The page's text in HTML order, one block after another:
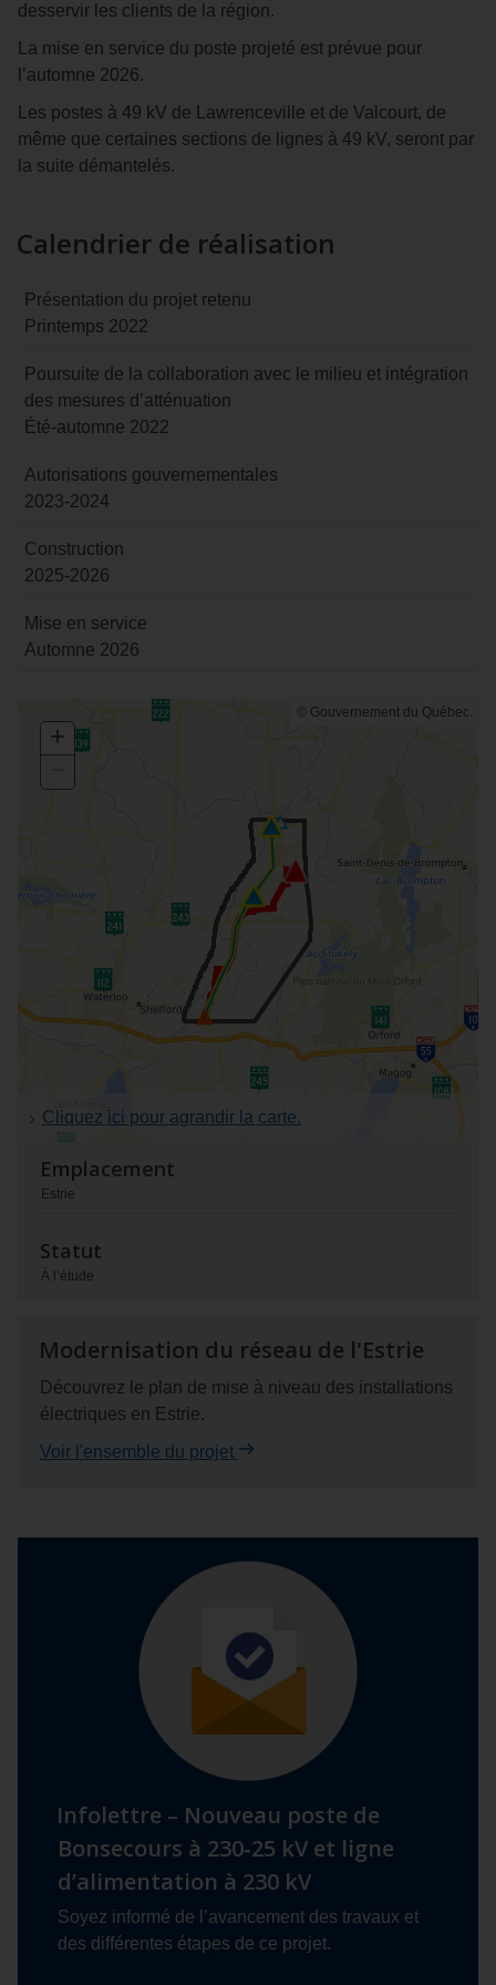
desservir les clients de la région.
La mise en service du poste projeté est prévue pour
l’automne 2026.
Les postes à 49 kV de Lawrenceville et de Valcourt, de
même que certaines sections de lignes à 49 kV, seront par
la suite démantelés.
Calendrier de réalisation
Présentation du projet retenu
Printemps 2022
Poursuite de la collaboration avec le milieu et intégration
des mesures d’atténuation
Été-automne 2022
Autorisations gouvernementales
2023-2024
Construction
2025-2026
Mise en service
Automne 2026
Cliquez ici pour agrandir la carte.
+ Zoom
In
Out
Emplacement
Estrie
Statut
À l’étude
Modernisation du réseau de l'Estrie
Découvrez le plan de mise à niveau des installations
électriques en Estrie.
Voir l'ensemble du projet
Infolettre – Nouveau poste de
Bonsecours à 230‑25 kV et ligne
d’alimentation à 230 kV
Soyez informé de l’avancement des travaux et
des différentes étapes de ce projet.